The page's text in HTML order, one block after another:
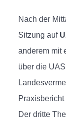
Nach der
Sitzung auf
anderem mit
über die
Der dritte